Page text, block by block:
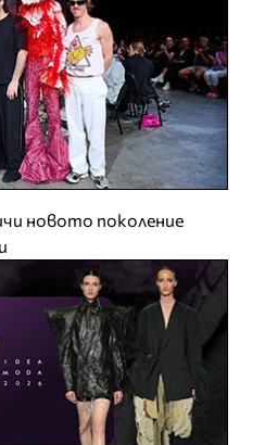
новото поколение